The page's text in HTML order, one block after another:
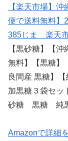
【楽天市場】
便で送料無料
385じま 楽天
【黒砂糖】【
無料】【黒糖】
良間産 黒糖】
加黒糖３袋セッ
砂糖 黒糖 純
Amazonで詳細